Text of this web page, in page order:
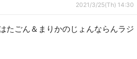
2021/3/25(Th) 14:30
たごん＆まりかのじょんならんラジ